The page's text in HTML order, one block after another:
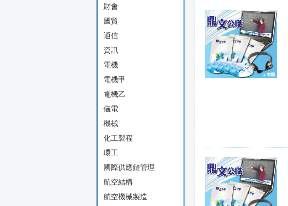
財會
國貿
通信
資訊
電機
電機甲
電機乙
儀電
機械
化工製程
環工
國際供應鏈管理
航空結構
航空機械製造